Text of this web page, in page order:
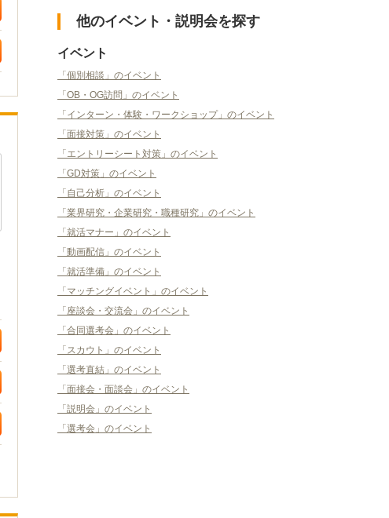
他のイベント・説明会を探す
イベント
「個別相談」のイベント
「OB・OG訪問」のイベント
「インターン・体験・ワークショップ」のイベント
「面接対策」のイベント
「エントリーシート対策」のイベント
「GD対策」のイベント
「自己分析」のイベント
「業界研究・企業研究・職種研究」のイベント
「就活マナー」のイベント
「動画配信」のイベント
「就活準備」のイベント
「マッチングイベント」のイベント
「座談会・交流会」のイベント
「合同選考会」のイベント
「スカウト」のイベント
「選考直結」のイベント
「面接会・面談会」のイベント
「説明会」のイベント
「選考会」のイベント